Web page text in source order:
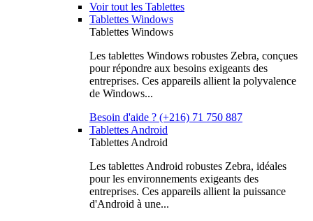
Voir tout les Tablettes
Tablettes Windows
Tablettes Windows
Les tablettes Windows robustes Zebra, conçues
pour répondre aux besoins exigeants des
entreprises. Ces appareils allient la polyvalence
de Windows...
Besoin d'aide ? (+216) 71 750 887
Tablettes Android
Tablettes Android
Les tablettes Android robustes Zebra, idéales
pour les environnements exigeants des
entreprises. Ces appareils allient la puissance
d'Android à une...